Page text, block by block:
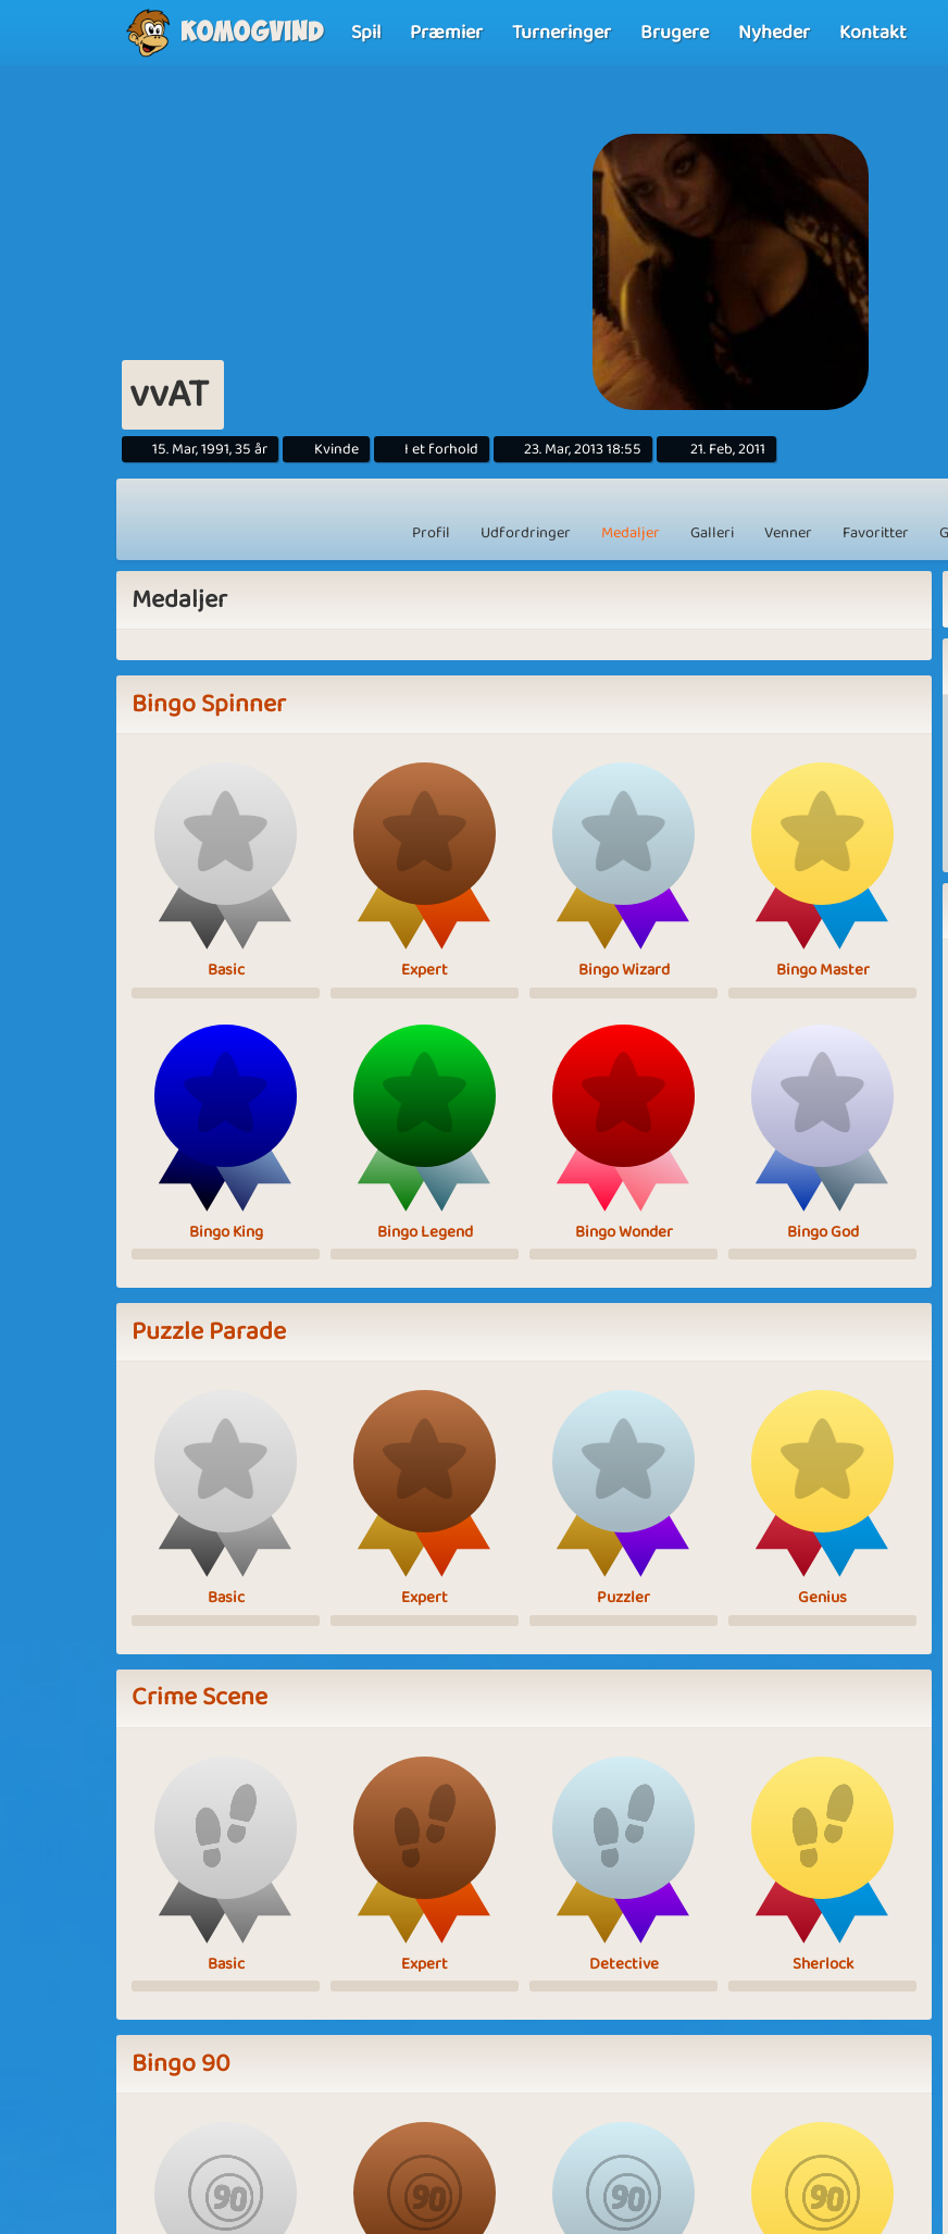
Komogvind Spil Præmier Turneringer Brugere Nyheder Kontakt
vvAT
15. Mar, 1991, 35 år Kvinde I et forhold 23. Mar, 2013 18:55 21. Feb, 2011
Profil Udfordringer Medaljer Galleri Venner Favoritter
Medaljer
Bingo Spinner
Basic Expert Bingo Wizard Bingo Master
Bingo King Bingo Legend Bingo Wonder Bingo God
Puzzle Parade
Basic Expert Puzzler Genius
Crime Scene
Basic Expert Detective Sherlock
Bingo 90